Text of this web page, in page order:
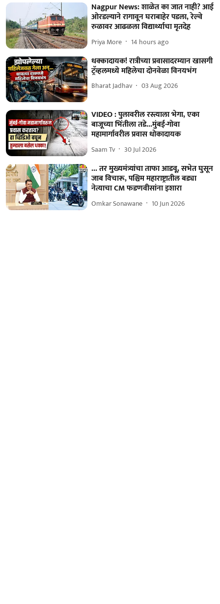
Nagpur News: शाळेत का जात नाही? आई
ओरडल्याने रागावून घराबाहेर पडला, रेल्वे
रुळावर आढळला विद्यार्थ्याचा मृतदेह
Priya More 14 hours ago
धक्कादायक! रात्रीच्या प्रवासादरम्यान खासगी
ट्रॅव्हलमध्ये महिलेचा दोनवेळा विनयभंग
Bharat Jadhav 03 Aug 2026
VIDEO : पुलावरील रस्त्याला भेगा, एका
बाजूच्या भिंतीला तडे...मुंबई-गोवा
महामार्गावरील प्रवास धोकादायक
Saam Tv 30 Jul 2026
... तर मुख्यमंत्र्यांचा ताफा आडवू, सभेत घुसून
जाब विचारू, पश्चिम महाराष्ट्रातील बड्या
नेत्याचा CM फडणवीसांना इशारा
Omkar Sonawane 10 Jun 2026